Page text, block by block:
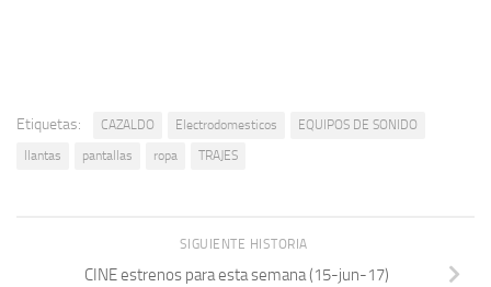
Etiquetas: CAZALDO Electrodomesticos
EQUIPOS DE SONIDO
llantas
pantallas ropa TRAJES
SIGUIENTE HISTORIA
CINE estrenos para esta semana (15-jun-17)